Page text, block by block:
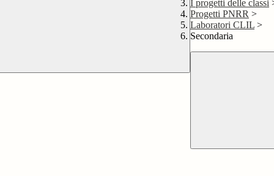
I progetti delle classi
Progetti PNRR >
Laboratori CLIL >
Secondaria